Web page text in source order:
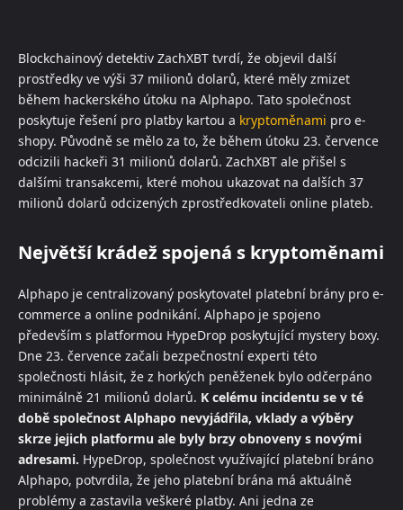
Blockchainový detektiv ZachXBT tvrdí, že objevil další
prostředky ve výši 37 milionů dolarů, které měly zmizet
během hackerského útoku na Alphapo. Tato společnost
poskytuje řešení pro platby kartou a kryptoměnami pro e-
shopy. Původně se mělo za to, že během útoku 23. července
odcizili hackeři 31 milionů dolarů. ZachXBT ale přišel s
dalšími transakcemi, které mohou ukazovat na dalších 37
milionů dolarů odcizených zprostředkovateli online plateb.
Největší krádež spojená s kryptoměnami
Alphapo je centralizovaný poskytovatel platební brány pro e-
commerce a online podnikání. Alphapo je spojeno
především s platformou HypeDrop poskytující mystery boxy.
Dne 23. července začali bezpečnostní experti této
společnosti hlásit, že z horkých peněženek bylo odčerpáno
minimálně 21 milionů dolarů. K celému incidentu se v té
době společnost Alphapo nevyjádřila, vklady a výběry
skrze jejich platformu ale byly brzy obnoveny s novými
adresami. HypeDrop, společnost využívající platební bráno
Alphapo, potvrdila, že jeho platební brána má aktuálně
problémy a zastavila veškeré platby. Ani jedna ze